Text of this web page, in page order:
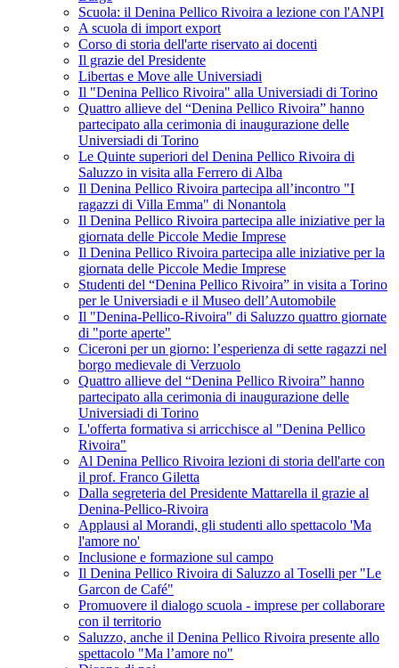
Scuola: il Denina Pellico Rivoira a lezione con l'ANPI
A scuola di import export
Corso di storia dell'arte riservato ai docenti
Il grazie del Presidente
Libertas e Move alle Universiadi
Il "Denina Pellico Rivoira" alla Universiadi di Torino
Quattro allieve del “Denina Pellico Rivoira” hanno
partecipato alla cerimonia di inaugurazione delle
Universiadi di Torino
Le Quinte superiori del Denina Pellico Rivoira di
Saluzzo in visita alla Ferrero di Alba
Il Denina Pellico Rivoira partecipa all’incontro "I
ragazzi di Villa Emma" di Nonantola
Il Denina Pellico Rivoira partecipa alle iniziative per la
giornata delle Piccole Medie Imprese
Il Denina Pellico Rivoira partecipa alle iniziative per la
giornata delle Piccole Medie Imprese
Studenti del “Denina Pellico Rivoira” in visita a Torino
per le Universiadi e il Museo dell’Automobile
Il "Denina-Pellico-Rivoira" di Saluzzo quattro giornate
di "porte aperte"
Ciceroni per un giorno: l’esperienza di sette ragazzi nel
borgo medievale di Verzuolo
Quattro allieve del “Denina Pellico Rivoira” hanno
partecipato alla cerimonia di inaugurazione delle
Universiadi di Torino
L'offerta formativa si arricchisce al "Denina Pellico
Rivoira"
Al Denina Pellico Rivoira lezioni di storia dell'arte con
il prof. Franco Giletta
Dalla segreteria del Presidente Mattarella il grazie al
Denina-Pellico-Rivoira
Applausi al Morandi, gli studenti allo spettacolo 'Ma
l'amore no'
Inclusione e formazione sul campo
Il Denina Pellico Rivoira di Saluzzo al Toselli per "Le
Garcon de Café"
Promuovere il dialogo scuola - imprese per collaborare
con il territorio
Saluzzo, anche il Denina Pellico Rivoira presente allo
spettacolo "Ma l’amore no"